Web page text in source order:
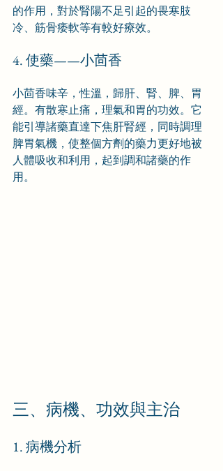
的作用，對於腎陽不足引起的畏寒肢
冷、筋骨痿軟等有較好療效。
4. 使藥——小茴香
小茴香味辛，性溫，歸肝、腎、脾、胃
經。有散寒止痛，理氣和胃的功效。它
能引導諸藥直達下焦肝腎經，同時調理
脾胃氣機，使整個方劑的藥力更好地被
人體吸收和利用，起到調和諸藥的作
用。
三、病機、功效與主治
1. 病機分析